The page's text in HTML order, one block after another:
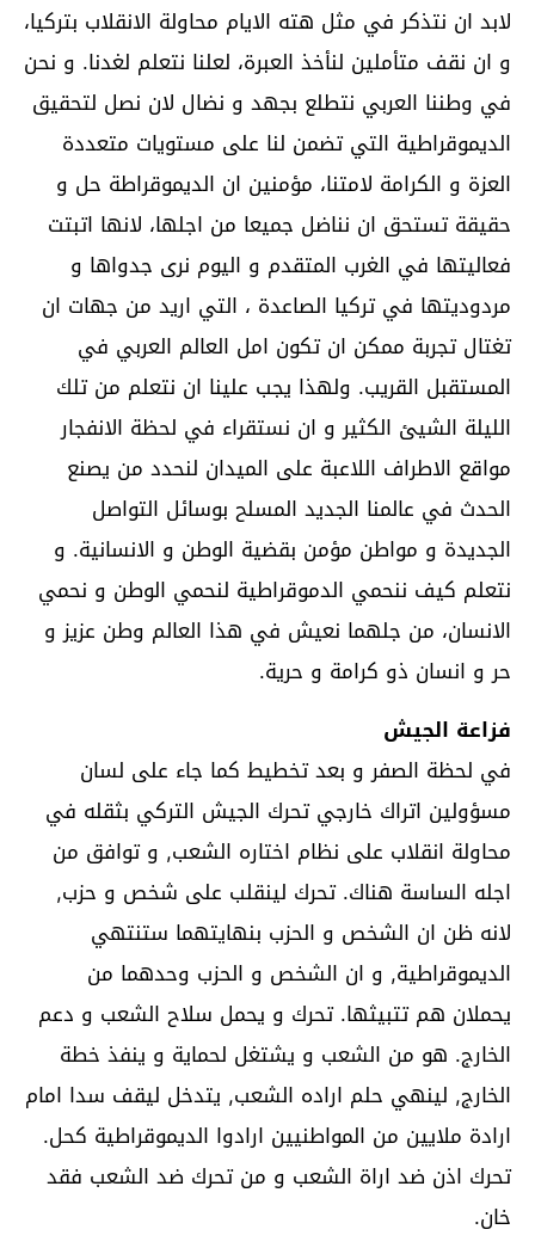
لابد ان نتذكر في مثل هته الايام محاولة الانقلاب بتركيا،
و ان نقف متأملين لنأخذ العبرة، لعلنا نتعلم لغدنا. و نحن
في وطننا العربي نتطلع بجهد و نضال لان نصل لتحقيق
الديموقراطية التي تضمن لنا على مستويات متعددة
العزة و الكرامة لامتنا، مؤمنين ان الديموقراطة حل و
حقيقة تستحق ان نناضل جميعا من اجلها، لانها اتبتت
فعاليتها في الغرب المتقدم و اليوم نرى جدواها و
مردوديتها في تركيا الصاعدة ، التي اريد من جهات ان
تغتال تجربة ممكن ان تكون امل العالم العربي في
المستقبل القريب. ولهذا يجب علينا ان نتعلم من تلك
الليلة الشيئ الكثير و ان نستقراء في لحظة الانفجار
مواقع الاطراف اللاعبة على الميدان لنحدد من يصنع
الحدث في عالمنا الجديد المسلح بوسائل التواصل
الجديدة و مواطن مؤمن بقضية الوطن و الانسانية. و
نتعلم كيف ننحمي الدموقراطية لنحمي الوطن و نحمي
الانسان، من جلهما نعيش في هذا العالم وطن عزيز و
حر و انسان ذو كرامة و حرية.
فزاعة الجيش
في لحظة الصفر و بعد تخطيط كما جاء على لسان
مسؤولين اتراك خارجي تحرك الجيش التركي بثقله في
محاولة انقلاب على نظام اختاره الشعب, و توافق من
اجله الساسة هناك. تحرك لينقلب على شخص و حزب,
لانه ظن ان الشخص و الحزب بنهايتهما ستنتهي
الديموقراطية, و ان الشخص و الحزب وحدهما من
يحملان هم تتبيثها. تحرك و يحمل سلاح الشعب و دعم
الخارج. هو من الشعب و يشتغل لحماية و ينفذ خطة
الخارج, لينهي حلم اراده الشعب, يتدخل ليقف سدا امام
ارادة ملايين من المواطنيين ارادوا الديموقراطية كحل.
تحرك اذن ضد اراة الشعب و من تحرك ضد الشعب فقد
خان.